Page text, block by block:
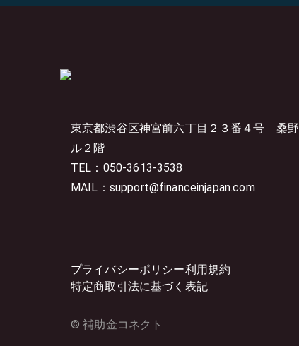
東京都渋谷区神宮前六丁目２３番４号 桑
ル２階
TEL：050-3613-3538
MAIL：support@financeinjapan.com
プライバシーポリシー利用規約
特定商取引法に基づく表記
© 補助金コネクト